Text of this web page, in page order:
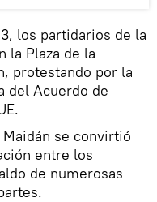
los partidarios de la
la Plaza de la
protestando por la
del Acuerdo de
se convirtió
entre los
de numerosas